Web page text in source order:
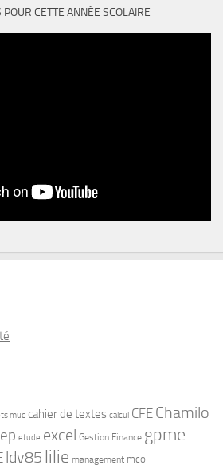
CETTE ANNÉE SCOLAIRE
muc cahier de textes calcul CFE Chamilo
etude excel Gestion Finance gpme
ldv85 lilie management mco